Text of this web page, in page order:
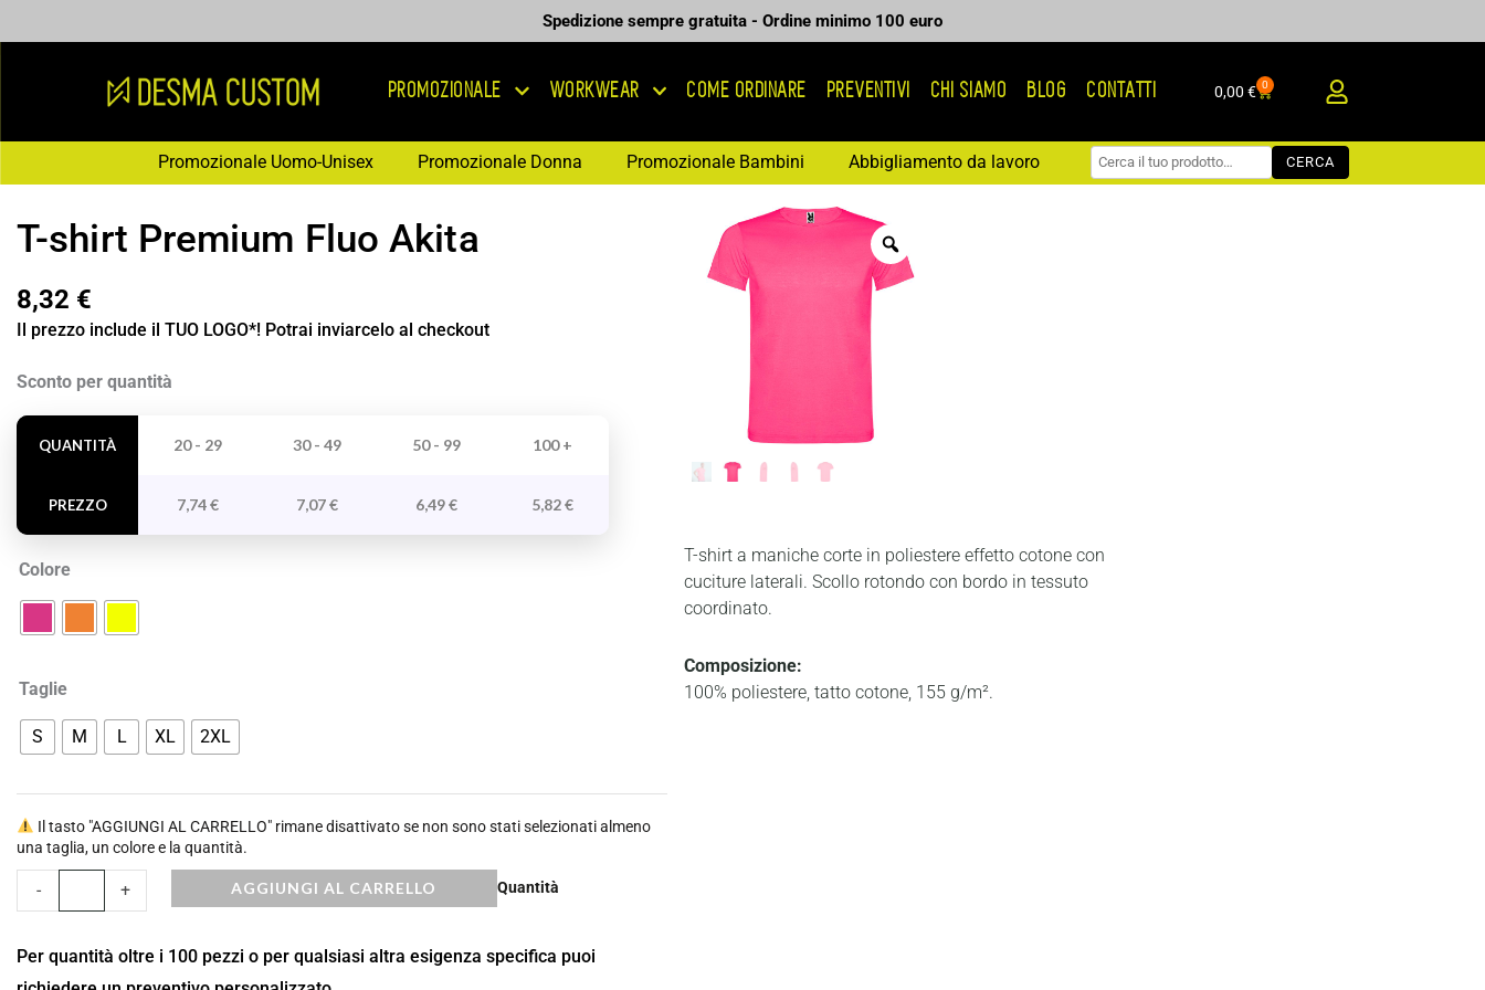
al
Spedizione sempre gratuita - Ordine minimo 100 euro
PROMOZIONALE WORKWEAR COME ORDINARE PREVENTIVI CHI SIAMO BLOG CONTATTI 0,00 € 0
Carrello
Promozionale Uomo-Unisex Promozionale Donna Promozionale Bambini Abbigliamento da lavoro CERCA
T-shirt Premium Fluo Akita
8,32 €
Il prezzo include il TUO LOGO*! Potrai inviarcelo al checkout
Sconto per quantità
QUANTITÀ
PREZZO
20 - 29 30 - 49 50 - 99 100 +
7,74€ 7,07€ 6,49€ 5,82€
Colore
Taglie
S M L XL 2XL
Il tasto "AGGIUNGI AL CARRELLO" rimane disattivato se non sono stati selezionati almeno
una taglia, un colore e la quantità.
Quantità
-
T-
Premium
Akita
quantità
+ AGGIUNGI AL CARRELLO
Per quantità oltre i 100 pezzi o per qualsiasi altra esigenza specifica puoi
T-shirt a maniche corte in poliestere effetto cotone con
cuciture laterali. Scollo rotondo con bordo in tessuto
coordinato.
Composizione:
100% poliestere, tatto cotone, 155 g/m².